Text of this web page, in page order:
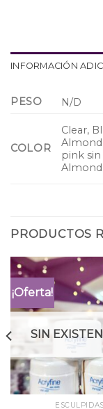
INFORMACIÓN
PESO N/D
COLOR
Clear,
pink sin
PRODUCTOS
¡Oferta!
SIN
ESCULPIDAS